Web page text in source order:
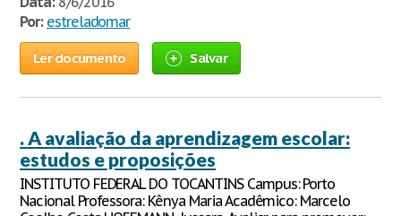
Por: estreladomar
Ler documento Salvar
. A avaliação da aprendizagem escolar:
estudos e proposições
INSTITUTO FEDERAL DO TOCANTINS Campus: Porto
Nacional Professora: Kênya Maria Acadêmico: Marcelo